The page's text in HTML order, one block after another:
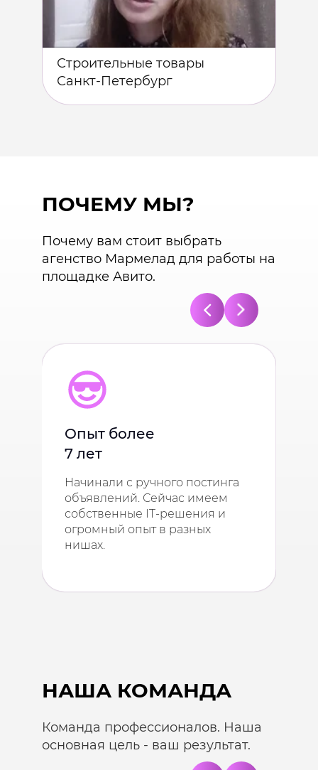
Строительные товары
Санкт-Петербург
​ПОЧЕМУ МЫ?
Почему вам стоит выбрать
агенство Мармелад для работы на
площадке Авито.
Опыт более
7 лет
Начинали с ручного постинга
объявлений. Сейчас имеем
собственные IT-решения и
огромный опыт в разных
нишах.
НАША КОМАНДА
Команда профессионалов. Наша
основная цель - ваш результат.​